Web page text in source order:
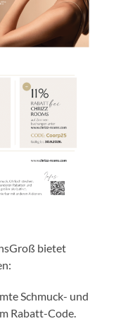
bietet
Schmuck- und
Rabatt-Code.